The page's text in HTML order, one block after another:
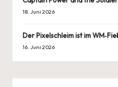
18. Juni 2026
Der Pixelschleim ist im
16. Juni 2026